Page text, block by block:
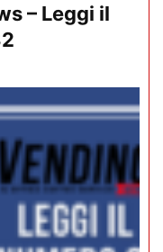
– Leggi il